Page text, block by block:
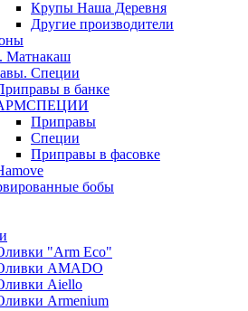
Крупы Наша Деревня
Другие производители
Матнакаш
Специи
в банке
Приправы
Специи
Приправы в фасовке
бобы
"Arm Eco"
AMADO
Aiello
Armenium